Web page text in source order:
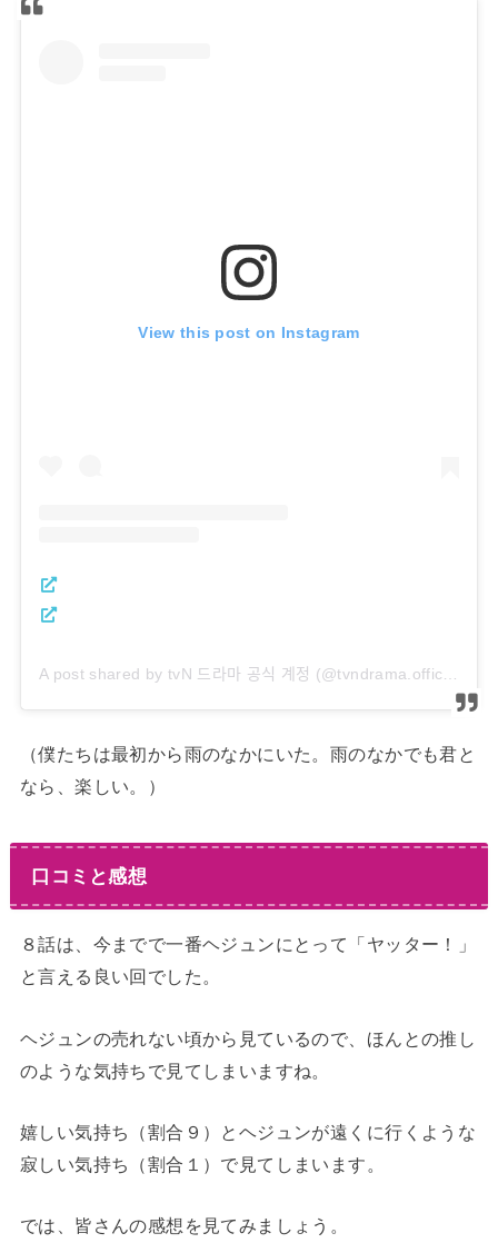
View this post on Instagram
（僕たちは最初から雨のなかにいた。雨のなかでも君と
なら、楽しい。）
口コミと感想
８話は、今までで一番ヘジュンにとって「ヤッター！」
と言える良い回でした。
ヘジュンの売れない頃から見ているので、ほんとの推し
のような気持ちで見てしまいますね。
嬉しい気持ち（割合９）とヘジュンが遠くに行くような
寂しい気持ち（割合１）で見てしまいます。
では、皆さんの感想を見てみましょう。